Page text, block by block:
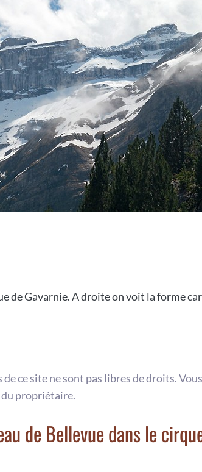
de Gavarnie. A droite on voit la forme
ce site ne sont pas libres de droits.
propriétaire.
de Bellevue dans le